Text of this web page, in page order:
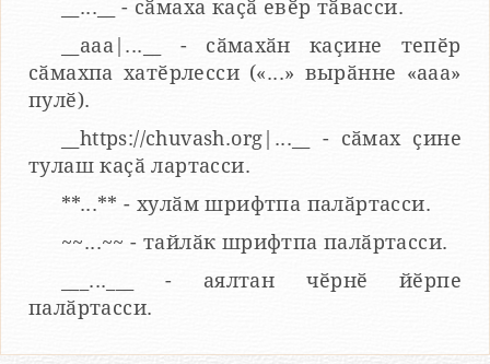
__...__ - сӑмаха каҫӑ евӗр тӑвасси.
__aaa|...__ - сӑмахӑн каҫине тепӗр
сӑмахпа хатӗрлесси («...» вырӑнне «ааа»
пулӗ).
__https://chuvash.org|...__ - сӑмах ҫине
тулаш каҫӑ лартасси.
**...** - хулӑм шрифтпа палӑртасси.
~~...~~ - тайлӑк шрифтпа палӑртасси.
___...___ - аялтан чӗрнӗ йӗрпе
палӑртасси.